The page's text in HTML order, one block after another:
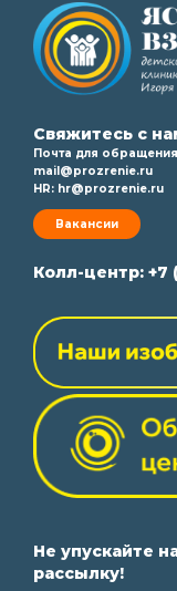
Свяжитесь с
Почта для
mail@prozrenie.ru
HR: hr@prozrenie.ru
Вакансии
Колл-центр: +7
Не упускайте
рассылку!